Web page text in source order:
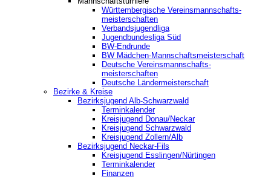
Württembergische Vereinsmannschafts-
meisterschaften
Verbandsjugendliga
Jugendbundesliga Süd
BW-Endrunde
BW Mädchen-Mannschaftsmeisterschaft
Deutsche Vereinsmannschafts-
meisterschaften
Deutsche Ländermeisterschaft
Bezirke & Kreise
Bezirksjugend Alb-Schwarzwald
Terminkalender
Kreisjugend Donau/Neckar
Kreisjugend Schwarzwald
Kreisjugend Zollern/Alb
Bezirksjugend Neckar-Fils
Kreisjugend ‎Esslingen/Nürtingen
Terminkalender
Finanzen